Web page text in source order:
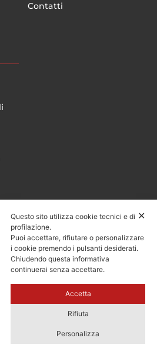
Contatti
sono riservati. Gruppo
S.r.l. P.IVA 05060570750
da AL
✕
Questo sito utilizza cookie tecnici e di
profilazione.
Puoi accettare, rifiutare o personalizzare
i cookie premendo i pulsanti desiderati.
Chiudendo questa informativa
continuerai senza accettare.
Accetta
Rifiuta
Personalizza